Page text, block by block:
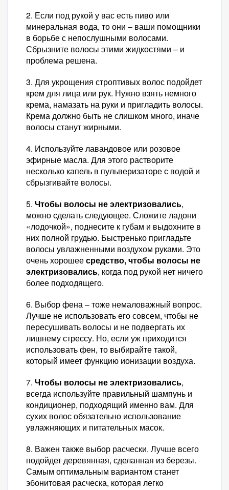
2. Если под рукой у вас есть пиво или
минеральная вода, то они – ваши помощники
в борьбе с непослушными волосами.
Сбрызните волосы этими жидкостями – и
проблема решена.
3. Для укрощения строптивых волос подойдет
крем для лица или рук. Нужно взять немного
крема, намазать на руки и пригладить волосы.
Крема должно быть не слишком много, иначе
волосы станут жирными.
4. Используйте лавандовое или розовое
эфирные масла. Для этого растворите
несколько капель в пульверизаторе с водой и
сбрызгивайте волосы.
5. Чтобы волосы не электризовались,
можно сделать следующее. Сложите ладони
«лодочкой», поднесите к губам и выдохните в
них полной грудью. Быстренько пригладьте
волосы увлажненными воздухом руками. Это
очень хорошеесредство, чтобы волосы не
электризовались, когда под рукой нет ничего
более подходящего.
6. Выбор фена – тоже немаловажный вопрос.
Лучше не использовать его совсем, чтобы не
пересушивать волосы и не подвергать их
лишнему стрессу. Но, если уж приходится
использовать фен, то выбирайте такой,
который имеет функцию ионизации воздуха.
7. Чтобы волосы не электризовались,
всегда используйте правильный шампунь и
кондиционер, подходящий именно вам. Для
сухих волос обязательно использование
увлажняющих и питательных масок.
8. Важен также выбор расчески. Лучше всего
подойдет деревянная, сделанная из березы.
Самым оптимальным вариантом станет
эбонитовая расческа, которая легко